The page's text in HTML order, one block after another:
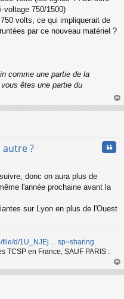
voltage 750/1500)
volts, ce qui impliquerait de
par ce nouveau matériel ?
comme une partie de la
êtes une partie du
au
autre ?
donc on aura plus de
l'année prochaine avant la
sur Lyon en plus de l'Ouest
d/1U_NJEj ... sp=sharing
TCSP en France, SAUF PARIS :
au